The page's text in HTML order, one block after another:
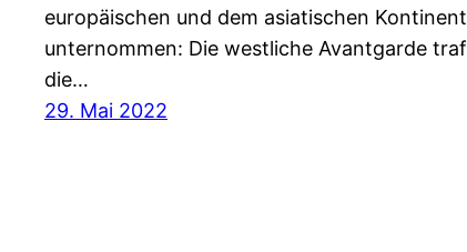
europäischen und dem asiatischen Kontinent
unternommen: Die westliche Avantgarde traf
die…
29. Mai 2022